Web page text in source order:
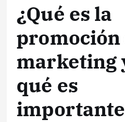
¿Qué es la
promoción
marketing
qué es